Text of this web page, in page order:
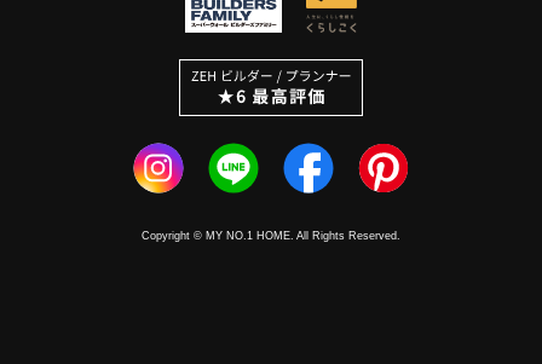
Copyright © MY NO.1 HOME. All Rights Reserved.